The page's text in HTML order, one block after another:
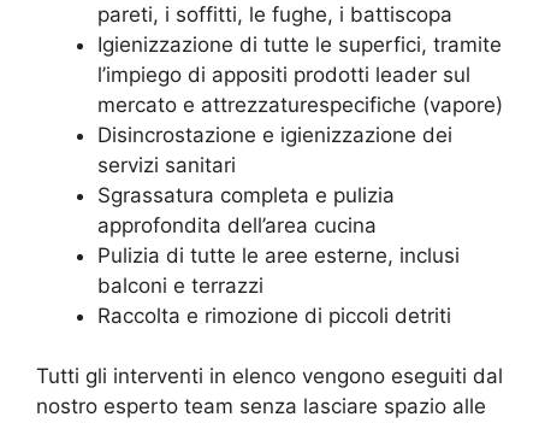
pareti, i soffitti, le fughe, i battiscopa
Igienizzazione di tutte le superfici, tramite
l’impiego di appositi prodotti leader sul
mercato e attrezzaturespecifiche (vapore)
Disincrostazione e igienizzazione dei
servizi sanitari
Sgrassatura completa e pulizia
approfondita dell’area cucina
Pulizia di tutte le aree esterne, inclusi
balconi e terrazzi
Raccolta e rimozione di piccoli detriti
Tutti gli interventi in elenco vengono eseguiti dal
nostro esperto team senza lasciare spazio alle